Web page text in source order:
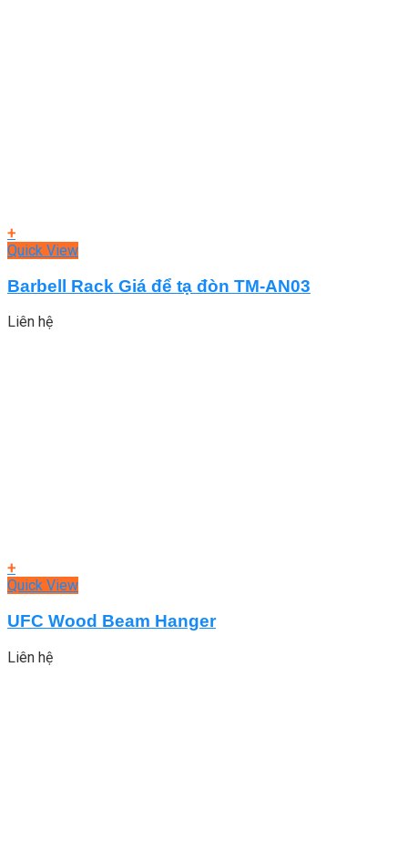
+
Quick View
Barbell Rack Giá để tạ đòn TM-AN03
Liên hệ
+
Quick View
UFC Wood Beam Hanger
Liên hệ